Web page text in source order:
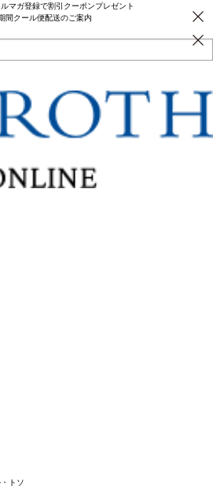
ルマガ登録で割引クーポンプレゼント
間クール便配送のご案内
トソ